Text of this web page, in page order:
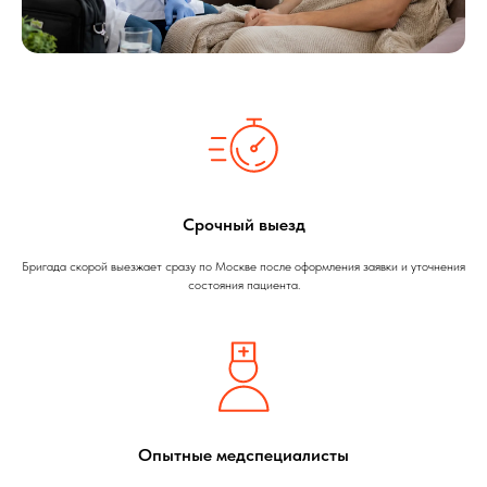
Срочный выезд
Бригада скорой выезжает сразу по Москве после оформления заявки и уточнения
состояния пациента.
Опытные медспециалисты